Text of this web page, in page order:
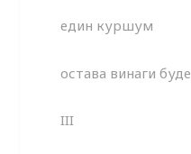
един куршум
остава винаги
III